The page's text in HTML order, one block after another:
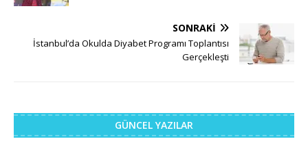
SONRAKI
İstanbul’da Okulda Diyabet Programı Toplantısı
Gerçekleşti
GÜNCEL YAZILAR